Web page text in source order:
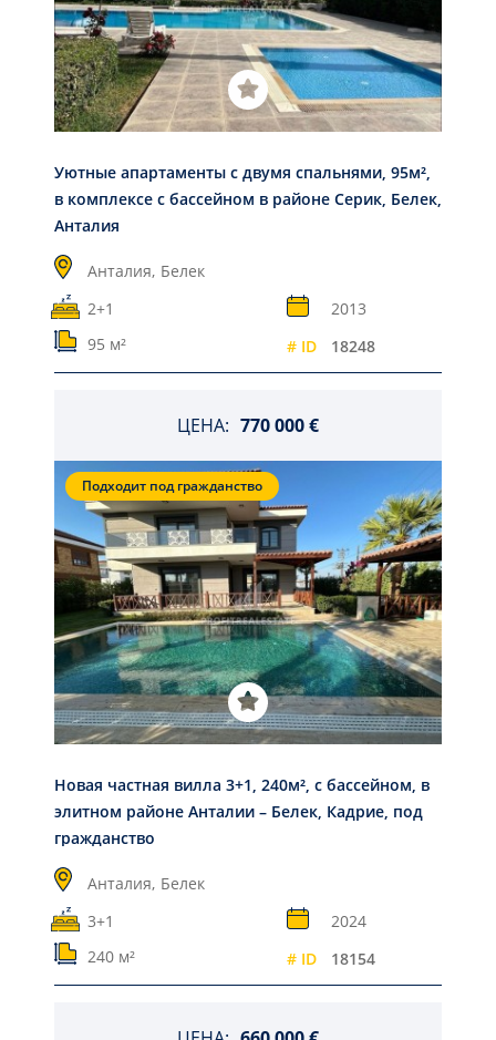
Уютные апартаменты с двумя спальнями, 95м²,
в комплексе с бассейном в районе Серик, Белек,
Анталия
Анталия, Белек
2+1
2013
95 м²
# ID 18248
ЦЕНА: 770 000 €
Подходит под гражданство
Новая частная вилла 3+1, 240м², с бассейном, в
элитном районе Анталии – Белек, Кадрие, под
гражданство
Анталия, Белек
3+1
2024
240 м²
# ID 18154